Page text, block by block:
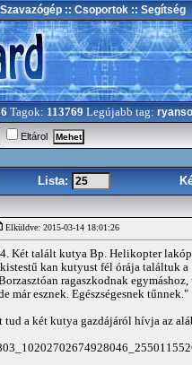
:: Csoportok :: Segítség
Tagok: 113769 Legújabb tag:
Eltárol
Lista:
Elküldve: 2015-03-14 18:01:26
Két talált kutya Bp. Helikopter
kan kutyust fél órája találtuk
ragaszkodnak
már esznek. Egészségesnek tűnnek."
tud a két kutya gazdájáról hívja az